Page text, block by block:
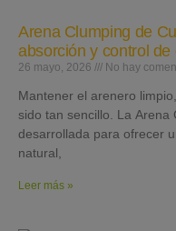
Arena Clumping de
absorción y control
26 mayo, 2026 No hay
Mantener el arenero
sido tan sencillo. La Arena
desarrollada para ofrecer
natural,
Leer más »